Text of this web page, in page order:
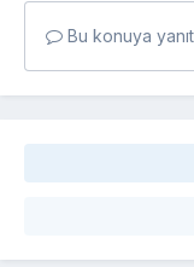
Bu konuya